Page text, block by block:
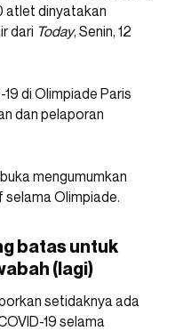
atlet dinyatakan
dari Today, Senin, 12
di Olimpiade Paris
dan pelaporan
mengumumkan
Olimpiade.
batas untuk
(lagi)
setidaknya ada
19 selama